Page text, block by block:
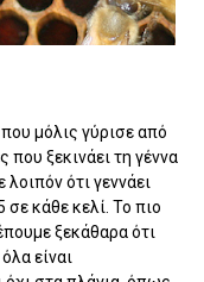
μόλις γύρισε από
ξεκινάει τη γέννα
ότι γεννάει
κάθε κελί. Το πιο
ξεκάθαρα ότι
είναι